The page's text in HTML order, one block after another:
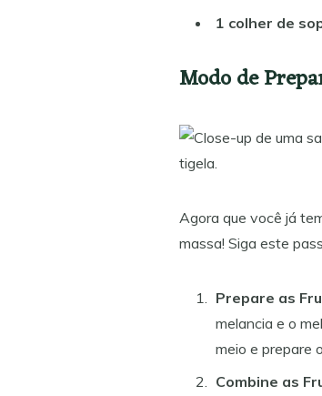
1 colher de
Modo de
Agora que você já
massa! Siga este
Prepare as
melancia e o
meio e prepare
Combine as